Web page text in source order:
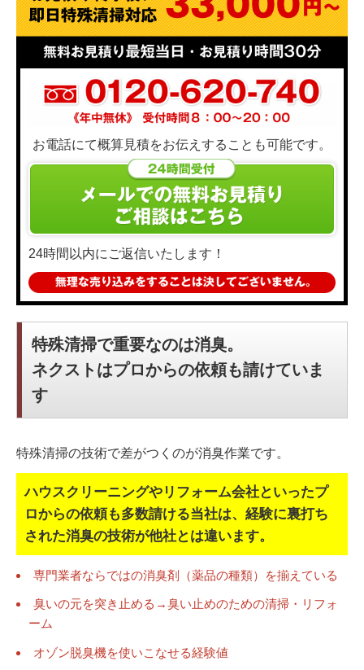
お電話にて概算見積をお伝えすることも可能です。
24時間以内にご返信いたします！
特殊清掃で重要なのは消臭。
ネクストはプロからの依頼も請けていま
す
特殊清掃の技術で差がつくのが消臭作業です。
ハウスクリーニングやリフォーム会社といったプ
ロからの依頼も多数請ける当社は、 経験に裏打ち
された消臭の技術が他社とは違います。
専門業者ならではの消臭剤（薬品の種類）を揃えている
臭いの元を突き止める→臭い止めのための清掃・リフォ
ーム
オゾン脱臭機を使いこなせる経験値